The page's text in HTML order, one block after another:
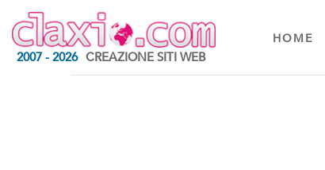
2007 - 2026 CREAZIONE SITI WEB
HOME